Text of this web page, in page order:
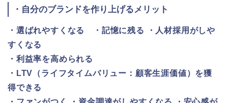
・自分のブランドを作り上げるメリット
・選ばれやすくなる ・記憶に残る ・人材採用がしや
すくなる
・利益率を高められる
・LTV（ライフタイムバリュー：顧客生涯価値）を獲
得できる